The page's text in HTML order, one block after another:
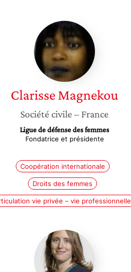
Clarisse
Magnekou
ClarisseMagnekou
Société civile – France
Ligue de défense des femmes
Fondatrice et présidente
Coopération internationale
Droits des femmes
vie privée – vie professionnelle
Stéphanie
Couvreur